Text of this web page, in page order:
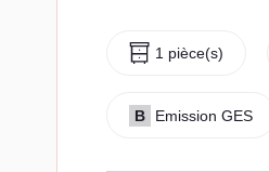
1 pièce(s)
B Emission GES